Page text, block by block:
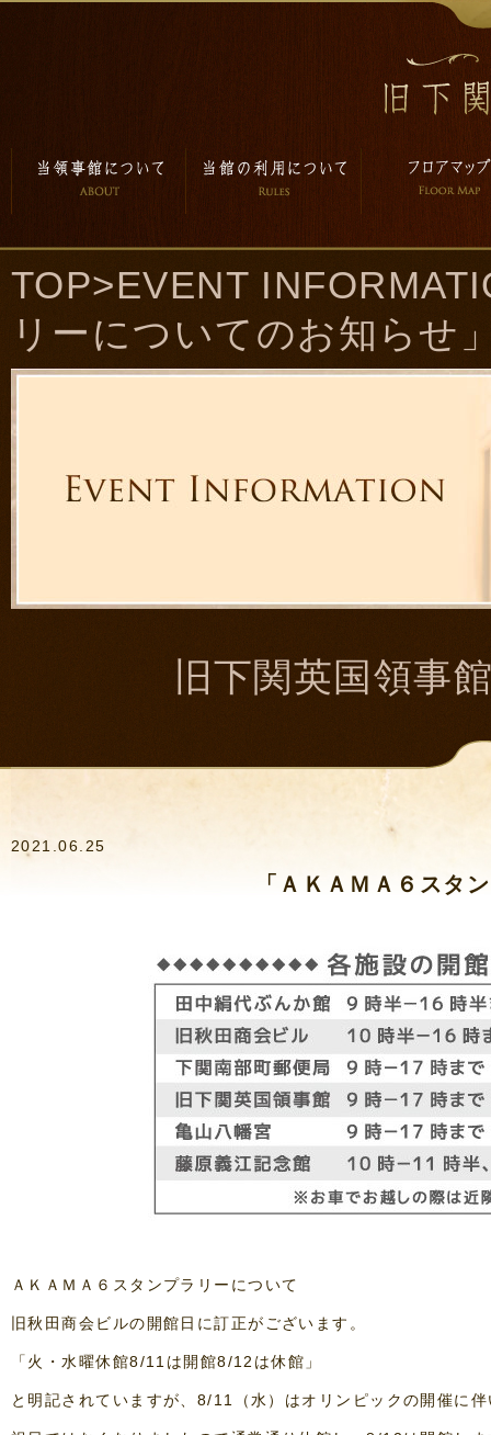
TOP>EVENT
リーについてのお知らせ
旧下関英国領事
2021.06.25
「ＡＫＡＭＡ６スタ
ＡＫＡＭＡ６スタンプラリーについて
旧秋田商会ビルの開館日に訂正がございます。
「火・水曜休館8/11は開館8/12は休館」
と明記されていますが、8/11（水）はオリンピックの開催に伴